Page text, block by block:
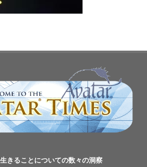
きることについての数々の洞察